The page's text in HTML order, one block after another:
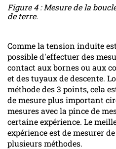
Figure 4 : Mesure de la
de terre.
Comme la tension induite
possible d'effectuer des
contact aux bornes ou aux
et des tuyaux de descente.
méthode des 3 points, cela
de mesure plus important
mesures avec la pince de
certaine expérience. Le
expérience est de mesurer
plusieurs méthodes.